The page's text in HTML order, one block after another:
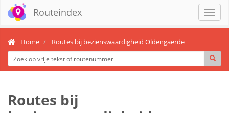
Routeindex
Home Routes bij bezienswaardigheid Oldengaerde
Routes bij